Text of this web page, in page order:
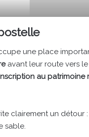
une place
avant leur route vers
au patrimoine
clairement un détour :
sable.